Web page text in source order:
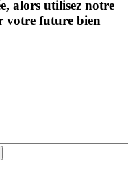
alors utilisez notre
votre future bien